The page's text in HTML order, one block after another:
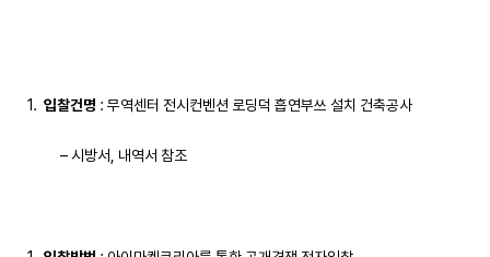
입찰건명 : 무역센터 전시컨벤션 로딩덕 흡연부쓰 설치 건축공사
– 시방서, 내역서 참조